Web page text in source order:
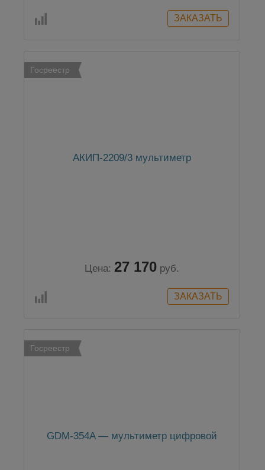
Госреестр
АКИП-2209/3 мультиметр
Цена: 27 170 руб.
Госреестр
GDM-354A — мультиметр цифровой